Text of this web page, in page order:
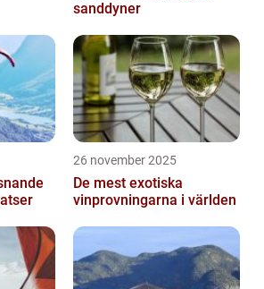
sanddyner
26 november 2025
De mest exotiska
vinprovningarna i världen